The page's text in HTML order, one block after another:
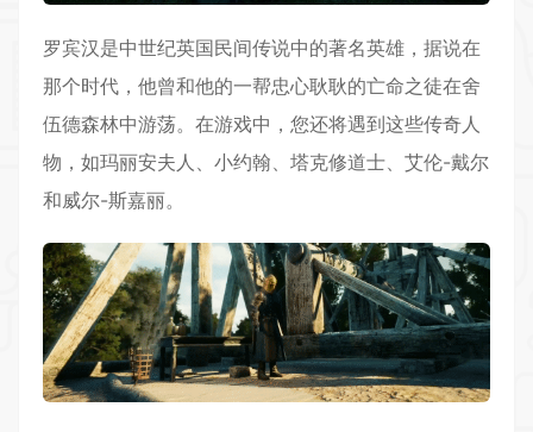
罗宾汉是中世纪英国民间传说中的著名英雄，据说在
那个时代，他曾和他的一帮忠心耿耿的亡命之徒在舍
伍德森林中游荡。在游戏中，您还将遇到这些传奇人
物，如玛丽安夫人、小约翰、塔克修道士、艾伦-戴尔
和威尔-斯嘉丽。